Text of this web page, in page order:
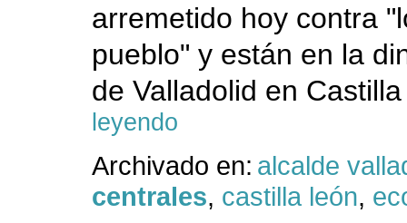
arremetido hoy contra
pueblo" y están en la
de Valladolid en
leyendo
Archivado en: alcalde
centrales, castilla león,